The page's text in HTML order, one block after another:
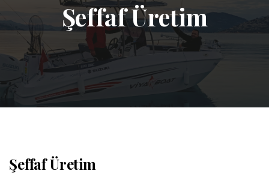
Şeffaf Üretim
Şeffaf Üretim